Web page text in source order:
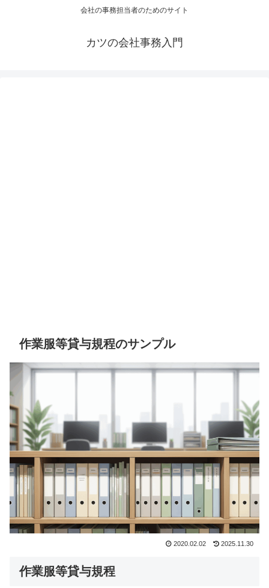
会社の事務担当者のためのサイト
カツの会社事務入門
作業服等貸与規程のサンプル
2020.02.02 2025.11.30
作業服等貸与規程